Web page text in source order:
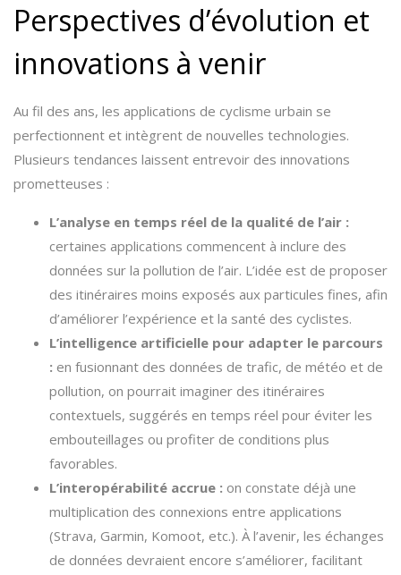
Perspectives d’évolution et
innovations à venir
Au fil des ans, les applications de cyclisme urbain se
perfectionnent et intègrent de nouvelles technologies.
Plusieurs tendances laissent entrevoir des innovations
prometteuses :
L’analyse en temps réel de la qualité de l’air :
certaines applications commencent à inclure des
données sur la pollution de l’air. L’idée est de proposer
des itinéraires moins exposés aux particules fines, afin
d’améliorer l’expérience et la santé des cyclistes.
L’intelligence artificielle pour adapter le parcours
: en fusionnant des données de trafic, de météo et de
pollution, on pourrait imaginer des itinéraires
contextuels, suggérés en temps réel pour éviter les
embouteillages ou profiter de conditions plus
favorables.
L’interopérabilité accrue : on constate déjà une
multiplication des connexions entre applications
(Strava, Garmin, Komoot, etc.). À l’avenir, les échanges
de données devraient encore s’améliorer, facilitant